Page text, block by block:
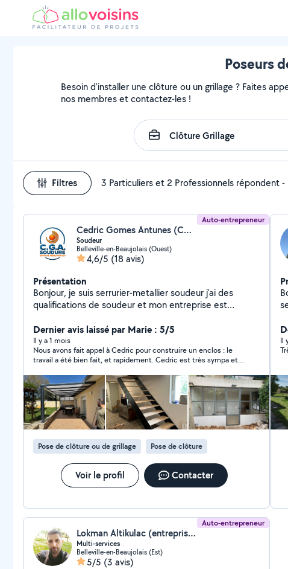
Poseurs
Besoin d'installer une clôture ou un grillage ? Faites
nos membres et contactez-les !
Filtres 3 Particuliers et 2 Professionnels répondent-
Auto-entrepreneur
Cedric Gomes Antunes (CGA SOUDURE)
Soudeur
Belleville-en-Beaujolais (Ouest)
4,6/5 (18 avis)
Présentation
Bonjour, je suis serrurier-metallier soudeur j'ai des
qualifications de soudeur et mon entreprise est
pour des devis. Je me déplace exclusivement à
domicile ou sur chantier
Dernier avis laissé par Marie : 5/5
Il y a 1 mois
Nous avons fait appel à Cedric pour construire un enclos : le
travail a été bien fait, et rapidement. Cedric est très sympa et
conseils bien utiles. Je recommande fortement !
Pose de clôture ou de grillage Pose de clôture
Voir le profil Contacter
Il
Auto-entrepreneur
Lokman Altikulac (entreprise Altikulac)
Multi-services
Belleville-en-Beaujolais (Est)
5/5 (3 avis)